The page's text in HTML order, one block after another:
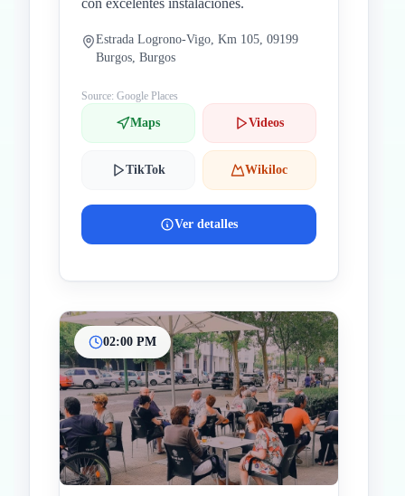
con excelentes instalaciones.
Estrada Logrono-Vigo, Km 105, 09199
Burgos, Burgos
Source: Google Places
Maps Videos
TikTok Wikiloc
Ver detalles
02:00 PM